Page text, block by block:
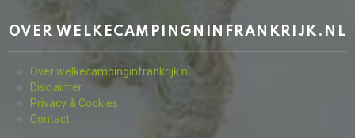
OVER WELKECAMPINGNINFRANKRIJK.NL
Over welkecampinginfrankrijk.n
Disclaimer
Privacy & Cookies
Contact